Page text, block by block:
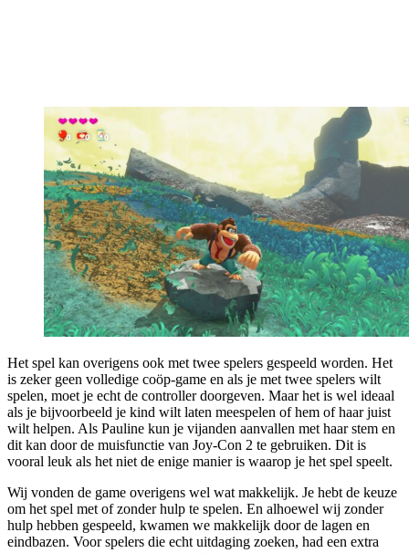
Het spel kan overigens ook met twee spelers gespeeld worden. Het
is zeker geen volledige coöp-game en als je met twee spelers wilt
spelen, moet je echt de controller doorgeven. Maar het is wel ideaal
als je bijvoorbeeld je kind wilt laten meespelen of hem of haar juist
wilt helpen. Als Pauline kun je vijanden aanvallen met haar stem en
dit kan door de muisfunctie van Joy-Con 2 te gebruiken. Dit is
vooral leuk als het niet de enige manier is waarop je het spel speelt.
Wij vonden de game overigens wel wat makkelijk. Je hebt de keuze
om het spel met of zonder hulp te spelen. En alhoewel wij zonder
hulp hebben gespeeld, kwamen we makkelijk door de lagen en
eindbazen. Voor spelers die echt uitdaging zoeken, had een extra